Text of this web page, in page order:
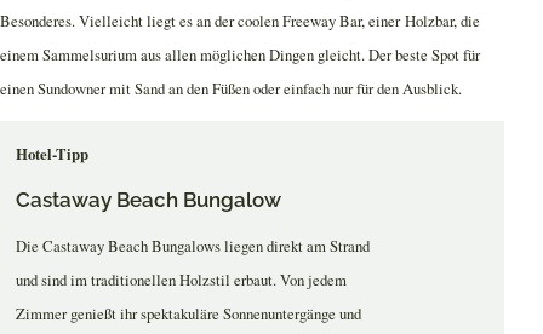
Besonderes. Vielleicht liegt es an der coolen Freeway Bar, einer Holzbar, die
einem Sammelsurium aus allen möglichen Dingen gleicht. Der beste Spot für
einen Sundowner mit Sand an den Füßen oder einfach nur für den Ausblick.
Hotel-Tipp
Castaway Beach Bungalow
Die Castaway Beach Bungalows liegen direkt am Strand
und sind im traditionellen Holzstil erbaut. Von jedem
Zimmer genießt ihr spektakuläre Sonnenuntergänge und